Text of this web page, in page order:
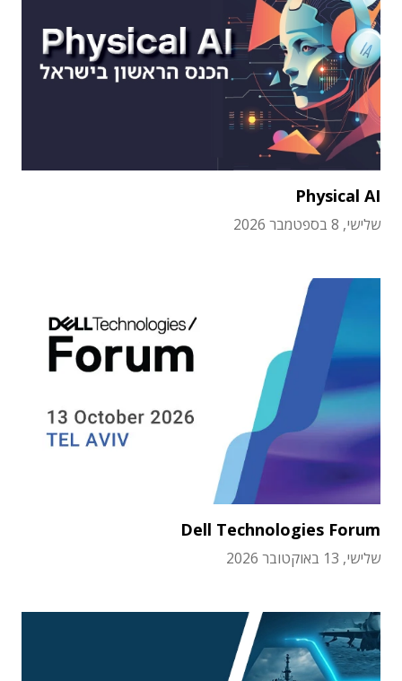
Physical AI
שלישי, 8 בספטמבר 2026
Dell Technologies Forum
שלישי, 13 באוקטובר 2026